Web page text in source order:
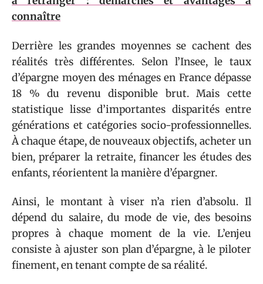
connaître
Derrière les grandes moyennes se cachent des
réalités très différentes. Selon l’Insee, le taux
d’épargne moyen des ménages en France dépasse
18 % du revenu disponible brut. Mais cette
statistique lisse d’importantes disparités entre
générations et catégories socio-professionnelles.
À chaque étape, de nouveaux objectifs, acheter un
bien, préparer la retraite, financer les études des
enfants, réorientent la manière d’épargner.
Ainsi, le montant à viser n’a rien d’absolu. Il
dépend du salaire, du mode de vie, des besoins
propres à chaque moment de la vie. L’enjeu
consiste à ajuster son plan d’épargne, à le piloter
finement, en tenant compte de sa réalité.